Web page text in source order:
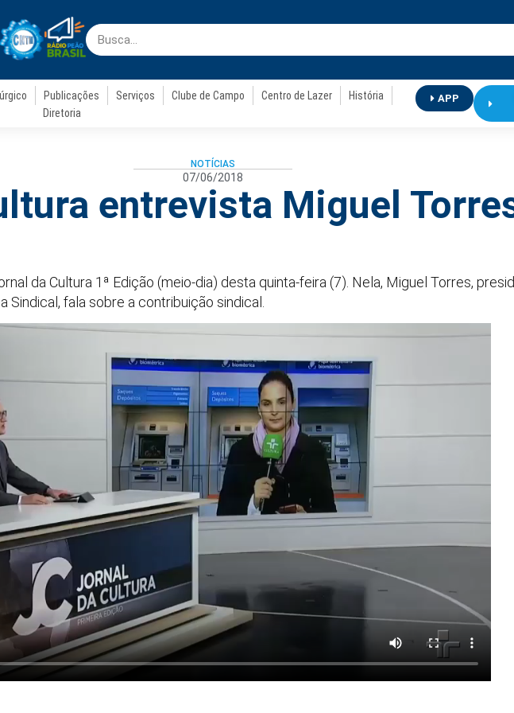
Publicações Serviços Clube de Campo Centro de Lazer
História
Diretoria
APP
NOTÍCIAS
07/06/2018
entrevista Miguel
da Cultura 1ª Edição (meio-dia) desta quinta-feira (7). Nela, Miguel Torres,
Sindical, fala sobre a contribuição sindical.